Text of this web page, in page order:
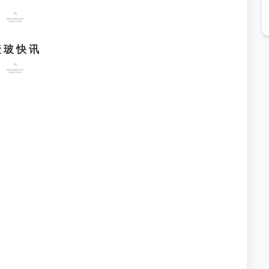
玻 快 讯